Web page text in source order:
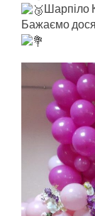
Шарпіло
Бажаємо